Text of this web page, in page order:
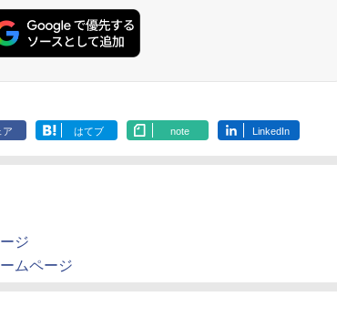
ア はてブ note LinkedIn
ジ
ムページ